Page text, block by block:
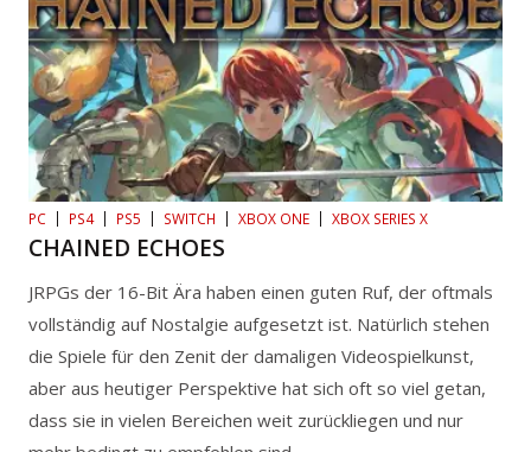
PC PS4 PS5 SWITCH XBOX ONE XBOX SERIES X
CHAINED ECHOES
JRPGs der 16-Bit Ära haben einen guten Ruf, der oftmals
vollständig auf Nostalgie aufgesetzt ist. Natürlich stehen
die Spiele für den Zenit der damaligen Videospielkunst,
aber aus heutiger Perspektive hat sich oft so viel getan,
dass sie in vielen Bereichen weit zurückliegen und nur